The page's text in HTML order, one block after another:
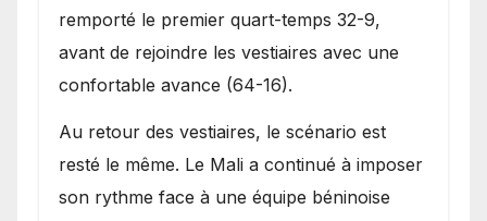
remporté le premier quart-temps 32-9,
avant de rejoindre les vestiaires avec une
confortable avance (64-16).
Au retour des vestiaires, le scénario est
resté le même. Le Mali a continué à imposer
son rythme face à une équipe béninoise